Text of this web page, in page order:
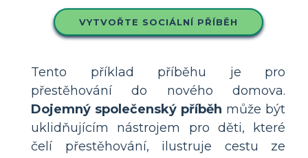
VYTVOŘTE SOCIÁLNÍ PŘÍBĚH
Tento příklad příběhu je pro
přestěhování do nového domova.
Dojemný společenský příběh může být
uklidňujícím nástrojem pro děti, které
čelí přestěhování, ilustruje cestu ze